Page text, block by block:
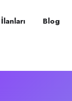
alanında
Blog